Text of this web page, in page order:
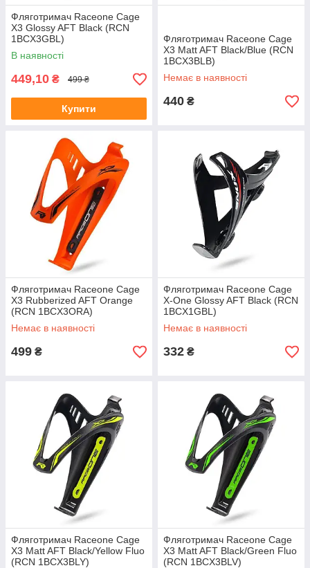
Фляготримач Raceone Cage
X3 Glossy AFT Black (RCN
1BCX3GBL)
В наявності
449,10 ₴ 499 ₴
Купити
Фляготримач Raceone Cage
X3 Matt AFT Black/Blue (RCN
1BCX3BLB)
Немає в наявності
440 ₴
Фляготримач Raceone Cage
X3 Rubberized AFT Orange
(RCN 1BCX3ORA)
Немає в наявності
499 ₴
Фляготримач Raceone Cage
X-One Glossy AFT Black (RCN
1BCX1GBL)
Немає в наявності
332 ₴
Фляготримач Raceone Cage
X3 Matt AFT Black/Yellow Fluo
(RCN 1BCX3BLY)
Фляготримач Raceone Cage
X3 Matt AFT Black/Green Fluo
(RCN 1BCX3BLV)